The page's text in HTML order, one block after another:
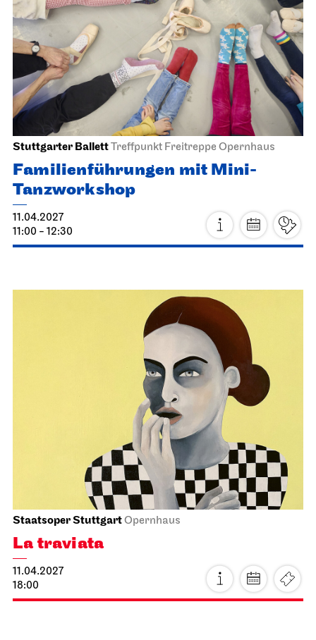
Staatsorchester Stuttgart Liederhalle, Beethovensaal
5. Sinfonie­konzert
22.03.2027
19:30
Do, 25.03.2027
Schauspielhaus
Die Glas­menagerie